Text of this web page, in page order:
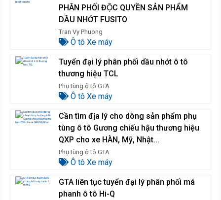
PHÂN PHỐI ĐỘC QUYỀN SẢN PHẨM
DẦU NHỚT FUSITO
Tran Vy Phuong
Ô tô Xe máy
Tuyển đại lý phân phối dầu nhớt ô tô
thương hiệu TCL
Phụ tùng ô tô GTA
Ô tô Xe máy
Cần tìm địa lý cho dòng sản phẩm phụ
tùng ô tô Gương chiếu hậu thương hiệu
QXP cho xe HÀN, Mỹ, Nhật...
Phụ tùng ô tô GTA
Ô tô Xe máy
GTA liên tục tuyển đại lý phân phối má
phanh ô tô Hi-Q